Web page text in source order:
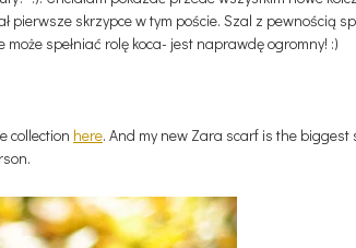
skrzypce w tym poście. Szal z pewnością
spełniać rolę koca- jest naprawdę ogromny! :)
collection here. And my new Zara scarf is the